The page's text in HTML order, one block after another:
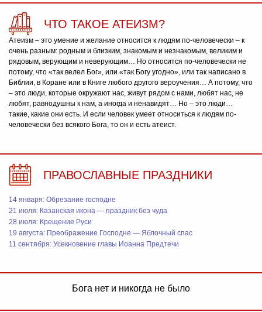
ЧТО ТАКОЕ АТЕИЗМ?
Атеизм – это умение и желание относится к людям по-человечески – к
очень разным: родным и близким, знакомым и незнакомым, великим и
рядовым, верующим и неверующим… Но относится по-человечески не
потому, что «так велел Бог», или «так Богу угодно», или так написано в
Библии, в Коране или в Книге любого другого вероучения… А потому, что
– это люди, которые окружают нас, живут рядом с нами, любят нас, не
любят, равнодушны к нам, а иногда и ненавидят… Но – это люди…
такие, какие они есть. И если человек умеет относиться к людям по-
человечески без всякого Бога, то он и есть атеист.
ПРАВОСЛАВНЫЕ ПРАЗДНИКИ
14 января: Обрезание господне
21 июля: Казанская икона — праздник без чуда
28 июля: Крещение Руси
19 августа: Преображение Господне — Яблочный спас
11 сентября: Усекновение главы Иоанна Предтечи
Бога нет и никогда не было